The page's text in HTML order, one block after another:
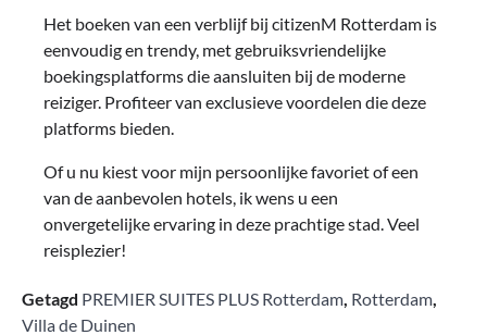
Het boeken van een verblijf bij citizenM Rotterdam is
eenvoudig en trendy, met gebruiksvriendelijke
boekingsplatforms die aansluiten bij de moderne
reiziger. Profiteer van exclusieve voordelen die deze
platforms bieden.
Of u nu kiest voor mijn persoonlijke favoriet of een
van de aanbevolen hotels, ik wens u een
onvergetelijke ervaring in deze prachtige stad. Veel
reisplezier!
Getagd PREMIER SUITES PLUS Rotterdam Rotterdam
Villa de Duinen